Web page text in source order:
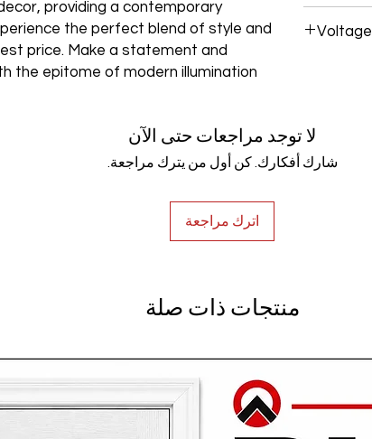
providing a contemporary
the perfect blend of style and
price. Make a statement and
the epitome of modern illumination
Voltage
لا توجد مراجعات حتى الآن
شارك أفكارك. كن أول من يترك مراجعة.
اترك مراجعة
منتجات ذات صلة